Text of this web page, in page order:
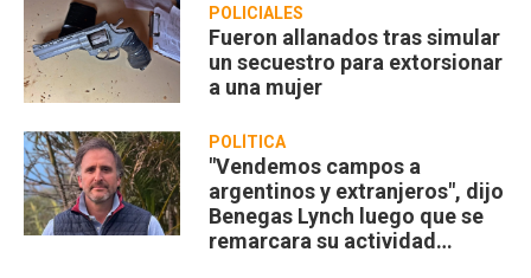
POLICIALES
Fueron allanados tras simular
un secuestro para extorsionar
a una mujer
POLÍTICA
"Vendemos campos a
argentinos y extranjeros", dijo
Benegas Lynch luego que se
remarcara su actividad